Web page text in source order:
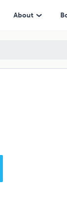
About